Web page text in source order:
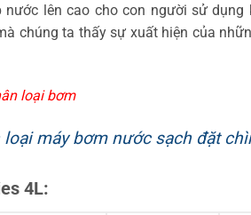
lên cao cho con người sử dụng
chúng ta thấy sự xuất hiện của
loại bơm
máy bơm nước sạch đặt
4L: